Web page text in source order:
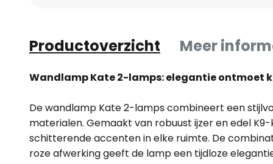
Productoverzicht Meer
Wandlamp Kate 2-lamps: elegantie ontmoet
De wandlamp Kate 2-lamps combineert een
materialen. Gemaakt van robuust ijzer en edel
schitterende accenten in elke ruimte. De
roze afwerking geeft de lamp een tijdloze